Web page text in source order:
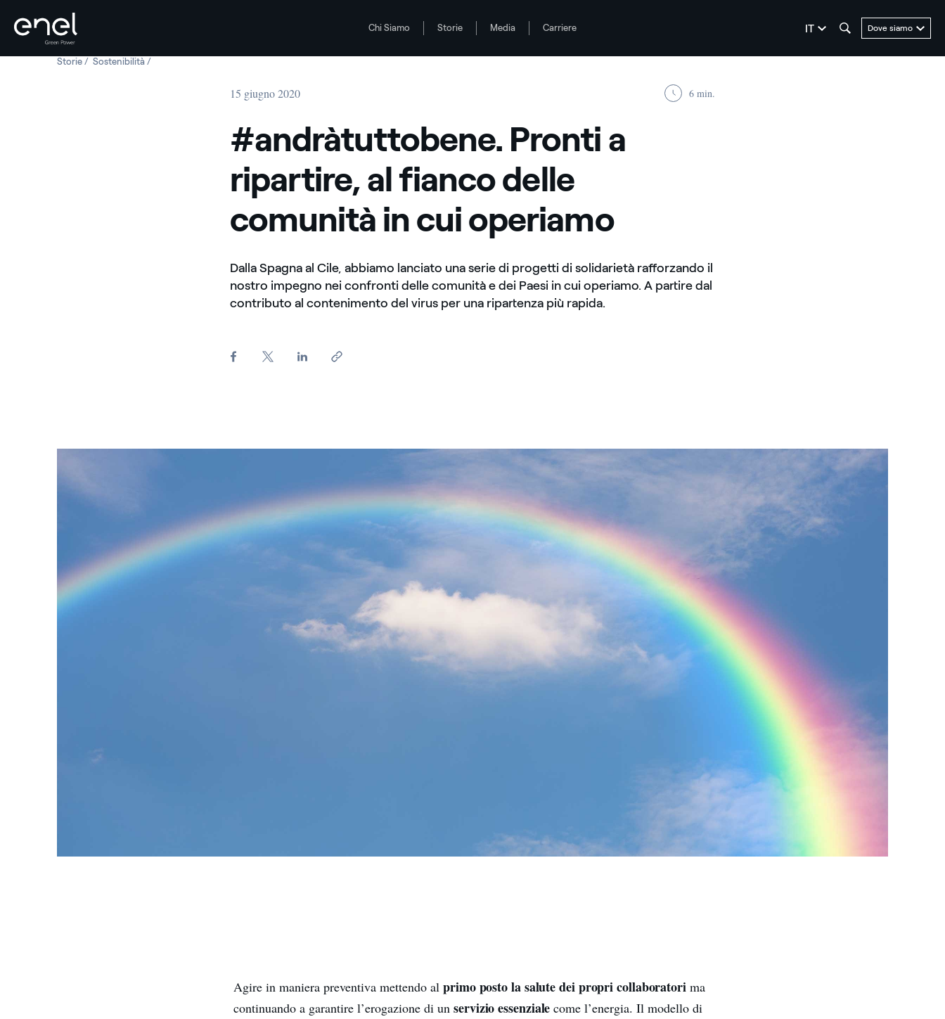
Salta al contenuto
Chi Siamo Storie Media Carriere seleziona la lingua
IT Dove siamo
Storie#andràtuttobene. Pronti a ripartire, al fianco delle comunità in cui operiamo
Sostenibilità #andràtuttobene. Pronti a ripartire, al fianco delle comunità in cui operiamo
15 giugno 2020 6 min.
#andràtuttobene. Pronti a
ripartire, al fianco delle
comunità in cui operiamo
Dalla Spagna al Cile, abbiamo lanciato una serie di progetti di solidarietà rafforzando il
nostro impegno nei confronti delle comunità e dei Paesi in cui operiamo. A partire dal
contributo al contenimento del virus per una ripartenza più rapida.
Agire in maniera preventiva mettendo alprimo posto la salute dei propri collaboratorima
continuando a garantire l’erogazione di unservizio essenziale come l’energia. Il modello di